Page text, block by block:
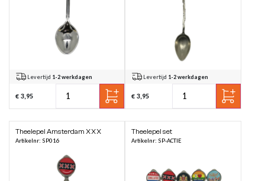
Levertijd 1-2 werkdagen
€ 3,95
Levertijd 1-2 werkdagen
€ 3,95
Theelepel Amsterdam XXX
Artikelnr: SP016
Theelepel set
Artikelnr: SP-ACTIE